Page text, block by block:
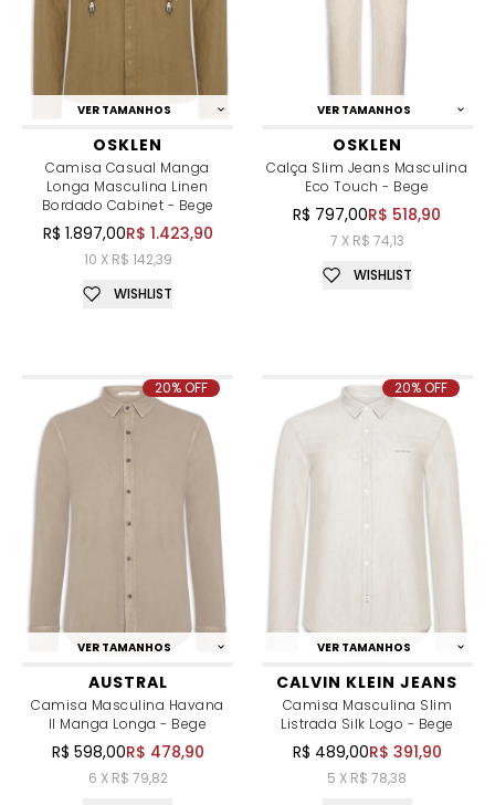
VER TAMANHOS
OSKLEN
Camisa Casual Manga
Longa Masculina Linen
Bordado Cabinet - Bege
R$ 1.897,00R$ 1.423,90
10 X R$ 142,39
WISHLIST
VER TAMANHOS
OSKLEN
Calça Slim Jeans Masculina
Eco Touch - Bege
R$ 797,00R$ 518,90
7 X R$ 74,13
WISHLIST
VER TAMANHOS
AUSTRAL
Camisa Masculina Havana
II Manga Longa - Bege
R$ 598,00R$ 478,90
6 X R$ 79,82
20% OFF
VER TAMANHOS
CALVIN KLEIN JEANS
Camisa Masculina Slim
Listrada Silk Logo - Bege
R$ 489,00R$ 391,90
5 X R$ 78,38
20% OFF